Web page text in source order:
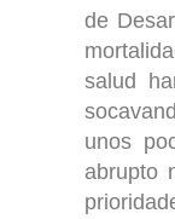
de
salud
unos
abrupto